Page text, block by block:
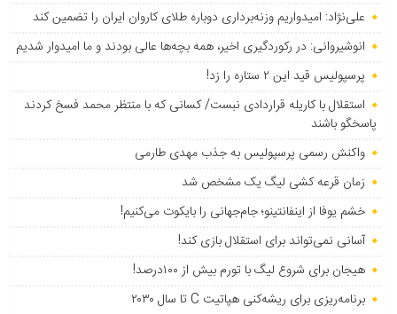
علی‌نژاد: امیدواریم وزنه‌برداری دوباره طلای کاروان ایران را تضمین کند
انوشیروانی: در رکوردگیری اخیر، همه بچه‌ها عالی بودند و ما امیدوار شدیم
پرسپولیس قید این ۲ ستاره را زد!
استقلال با کاریله قراردادی نبست/ کسانی که با منتظر محمد فسخ کردند
پاسخگو باشند
واکنش رسمی پرسپولیس به جذب مهدی طارمی
زمان قرعه کشی لیگ یک مشخص شد
خشم یوفا از اینفانتینو؛ جام‌جهانی را بایکوت می‌کنیم!
آسانی نمی‌تواند برای استقلال بازی کند!
هیجان برای شروع لیگ با تورم بیش از ۱۰۰درصد!
برنامه‌ریزی برای ریشه‌کنی هپاتیت C تا سال ۲۰۳۰